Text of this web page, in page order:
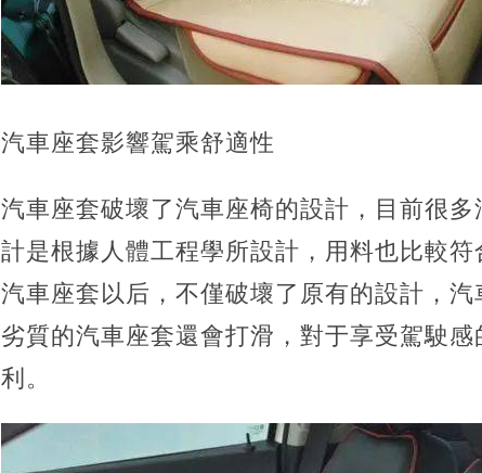
汽車座套影響駕乘舒適性
汽車座套破壞了汽車座椅的設計，目前很
計是根據人體工程學所設計，用料也比較
汽車座套以后，不僅破壞了原有的設計，
劣質的汽車座套還會打滑，對于享受駕駛
利。